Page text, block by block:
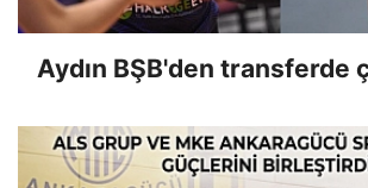
Aydın BŞB'den transferde